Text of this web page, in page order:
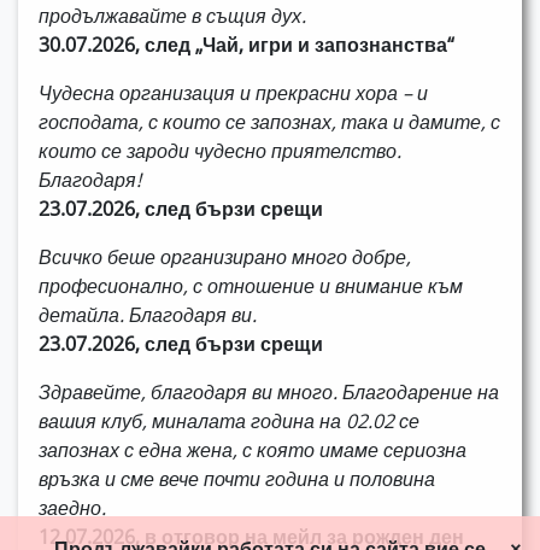
продължавайте в същия дух.
30.07.2026, след „Чай, игри и запознанства“
Чудесна организация и прекрасни хора – и
господата, с които се запознах, така и дамите, с
които се зароди чудесно приятелство.
Благодаря!
23.07.2026, след бързи срещи
Всичко беше организирано много добре,
професионално, с отношение и внимание към
детайла. Благодаря ви.
23.07.2026, след бързи срещи
Здравейте, благодаря ви много. Благодарение на
вашия клуб, миналата година на 02.02 се
запознах с една жена, с която имаме сериозна
връзка и сме вече почти година и половина
заедно.
12.07.2026, в отговор на мейл за рожден ден